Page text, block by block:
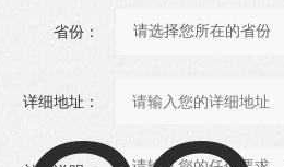
省份：
详细地址：